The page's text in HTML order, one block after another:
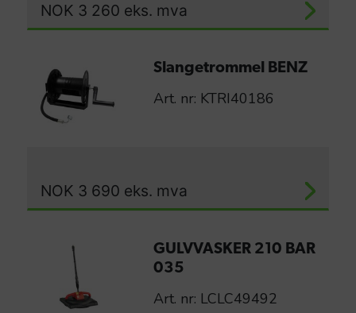
NOK 3 260 eks. mva
Slangetrommel BENZ
Art. nr: KTRI40186
NOK 3 690 eks. mva
GULVVASKER 210 BAR
035
Art. nr: LCLC49492